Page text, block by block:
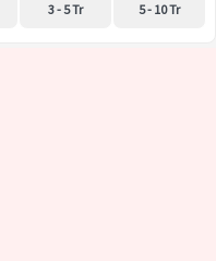
3 - 5 Tr 5 - 10 Tr